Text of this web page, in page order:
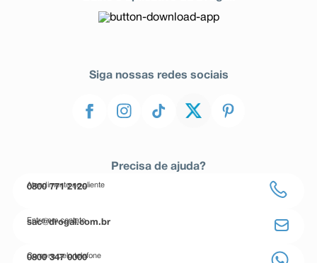
Siga nossas redes sociais
Precisa de ajuda?
Atendimento ao cliente
0800 771 2120
Entre em contato
sac@drogal.com.br
Compre pelo telefone
0800 347 0000